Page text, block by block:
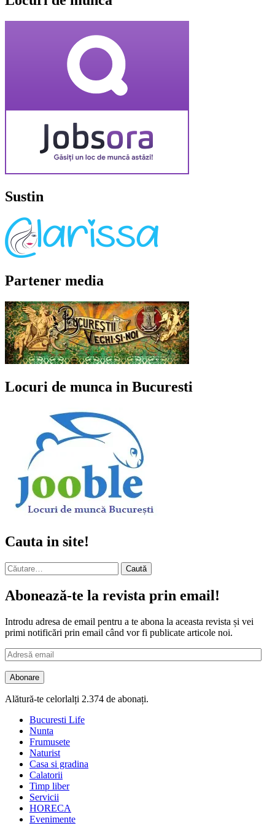
Sustin
Partener media
Locuri de munca in Bucuresti
Cauta in site!
Caută
după:
Abonează-te la revista prin email!
Introdu adresa de email pentru a te abona la aceasta revista și vei
primi notificări prin email când vor fi publicate articole noi.
Adresă
email
Abonare
Alătură-te celorlalți 2.374 de abonați.
Bucuresti Life
Nunta
Frumusete
Naturist
Casa si gradina
Calatorii
Timp liber
Servicii
HORECA
Evenimente